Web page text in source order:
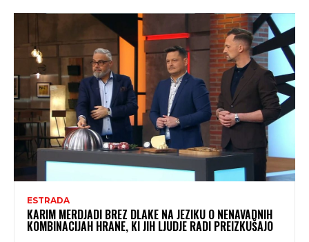
ESTRADA
KARIM MERDJADI BREZ DLAKE NA JEZIKU O NENAVADNIH
KOMBINACIJAH HRANE, KI JIH LJUDJE RADI PREIZKUŠAJO